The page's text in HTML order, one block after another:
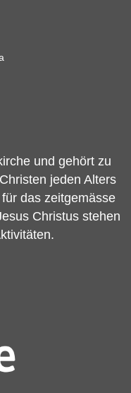
und gehört zu
jeden Alters
das zeitgemässe
Christus stehen